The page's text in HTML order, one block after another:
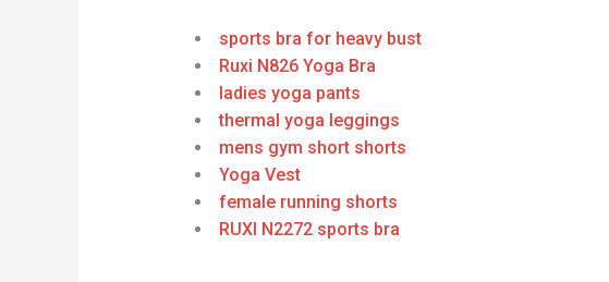
sports bra for heavy bust
Ruxi N826 Yoga Bra
ladies yoga pants
thermal yoga leggings
mens gym short shorts
Yoga Vest
female running shorts
RUXI N2272 sports bra